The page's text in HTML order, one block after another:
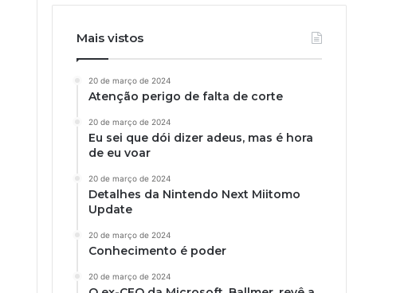
Mais vistos
20 de março de 2024
Atenção perigo de falta de corte
20 de março de 2024
Eu sei que dói dizer adeus, mas é hora
de eu voar
20 de março de 2024
Detalhes da Nintendo Next Miitomo
Update
20 de março de 2024
Conhecimento é poder
20 de março de 2024